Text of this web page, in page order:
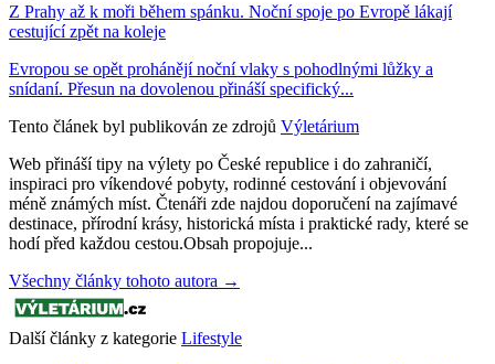
Z Prahy až k moři během spánku. Noční spoje po Evropě lákají
cestující zpět na koleje
Evropou se opět prohánějí noční vlaky s pohodlnými lůžky a
snídaní. Přesun na dovolenou přináší specifický...
Tento článek byl publikován ze zdrojů Výletárium
Web přináší tipy na výlety po České republice i do zahraničí,
inspiraci pro víkendové pobyty, rodinné cestování i objevování
méně známých míst. Čtenáři zde najdou doporučení na zajímavé
destinace, přírodní krásy, historická místa i praktické rady, které se
hodí před každou cestou.Obsah propojuje...
Všechny články tohoto autora →
Další články z kategorie Lifestyle